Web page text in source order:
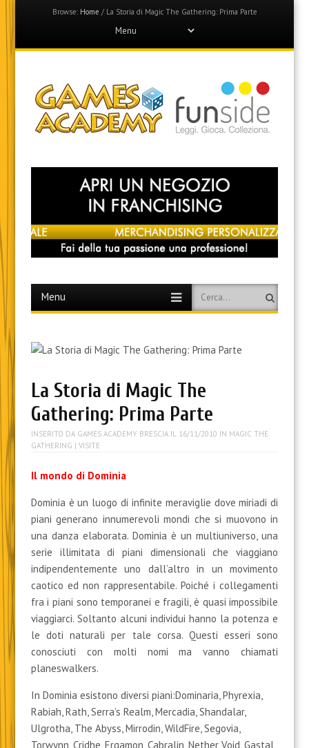
Browse: Home / La Storia di Magic The Gathering: Prima Parte
content
Games Academy
Menu
content
Search
La Storia di Magic The
Gathering: Prima Parte
INSERITO DA GAMES ACADEMY BRESCIAIL 16/11/2010 IN MAGIC THE
GATHERING | VISITE
Il mondo di Dominia
Dominia è un luogo di infinite meraviglie dove miriadi di
piani generano innumerevoli mondi che si muovono in
una danza elaborata. Dominia è un multiuniverso, una
serie illimitata di piani dimensionali che viaggiano
indipendentemente uno dall’altro in un movimento
caotico ed non rappresentabile. Poiché i collegamenti
fra i piani sono temporanei e fragili, è quasi impossibile
viaggiarci. Soltanto alcuni individui hanno la potenza e
le doti naturali per tale corsa. Questi esseri sono
conosciuti con molti nomi ma vanno chiamati
planeswalkers.
In Dominia esistono diversi piani:Dominaria, Phyrexia,
Rabiah, Rath, Serra’s Realm, Mercadia, Shandalar,
Ulgrotha, The Abyss, Mirrodin, WildFire, Segovia,
Torwynn, Cridhe, Ergamon, Cabralin, Nether Void, Gastal,